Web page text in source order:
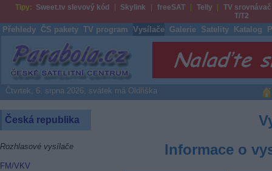
Tipy: Sweet.tv slevový kód Skylink freeSAT Telly
TV srovnávač
T/T2
Přehledy ČS pakety TV program Vysílače Galerie Satelity Katalog
Parabola.cz
Čtvrtek, 6. srpna 2026, svátek má Oldřiška
Česká republika
Rozhlasové vysílače
FM/VKV
Informace o